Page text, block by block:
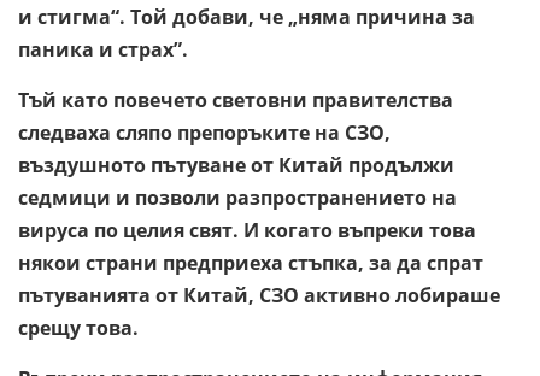
и стигма“. Той добави, че „няма причина за
паника и страх”.
Тъй като повечето световни правителства
следваха сляпо препоръките на СЗО,
въздушното пътуване от Китай продължи
седмици и позволи разпространението на
вируса по целия свят. И когато въпреки това
някои страни предприеха стъпка, за да спрат
пътуванията от Китай, СЗО активно лобираше
срещу това.